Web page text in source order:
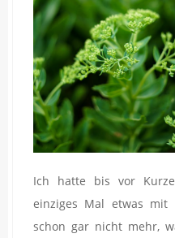
Ich hatte bis vor
einziges Mal etwas mit
schon gar nicht mehr,